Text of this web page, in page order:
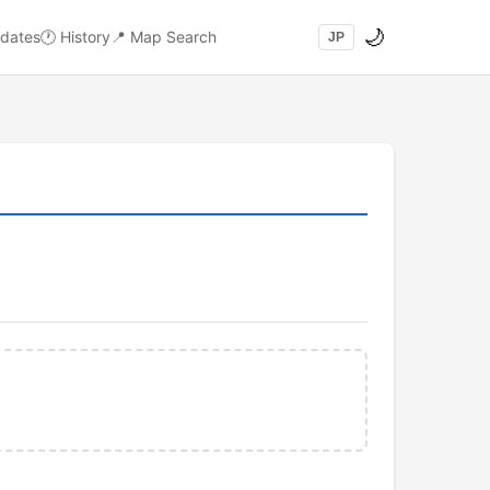
🕐 History 📍 Map Search JP 🌙